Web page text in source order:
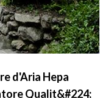
d'Aria Hepa
Qualit&#224;